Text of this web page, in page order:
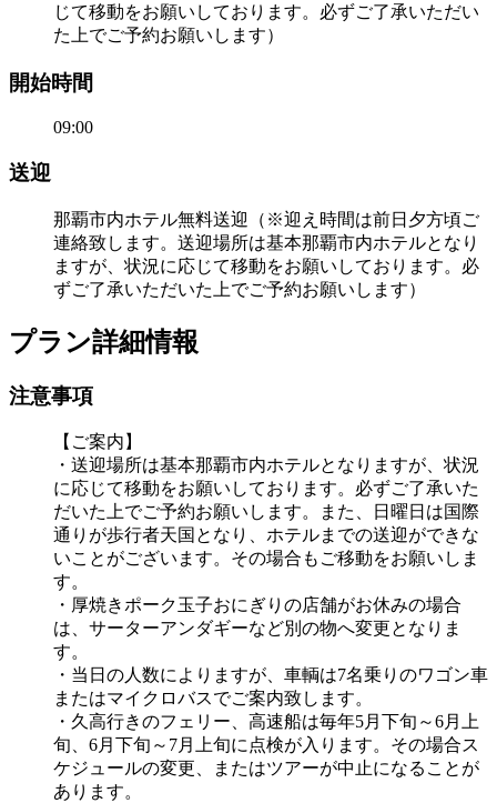
じて移動をお願いしております。必ずご了承いただい
た上でご予約お願いします）
開始時間
09:00
送迎
那覇市内ホテル無料送迎（※迎え時間は前日夕方頃ご
連絡致します。送迎場所は基本那覇市内ホテルとなり
ますが、状況に応じて移動をお願いしております。必
ずご了承いただいた上でご予約お願いします）
プラン詳細情報
注意事項
【ご案内】
・送迎場所は基本那覇市内ホテルとなりますが、状況
に応じて移動をお願いしております。必ずご了承いた
だいた上でご予約お願いします。また、日曜日は国際
通りが歩行者天国となり、ホテルまでの送迎ができな
いことがございます。その場合もご移動をお願いしま
す。
・厚焼きポーク玉子おにぎりの店舗がお休みの場合
は、サーターアンダギーなど別の物へ変更となりま
す。
・当日の人数によりますが、車輌は7名乗りのワゴン車
またはマイクロバスでご案内致します。
・久高行きのフェリー、高速船は毎年5月下旬～6月上
旬、6月下旬～7月上旬に点検が入ります。その場合ス
ケジュールの変更、またはツアーが中止になることが
あります。